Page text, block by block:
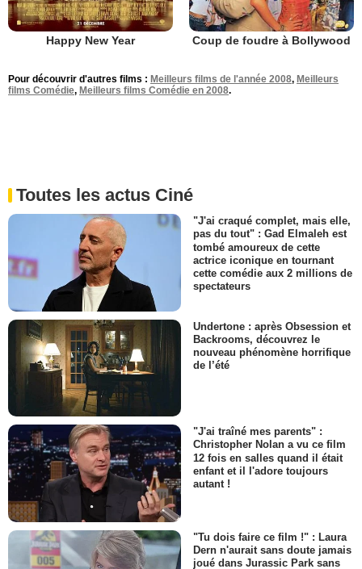
Happy New Year Coup de foudre à Bollywood
Pour découvrir d'autres films : Meilleurs films de l'année 2008, Meilleurs
films Comédie, Meilleurs films Comédie en 2008.
Toutes les actus Ciné
"J'ai craqué complet, mais elle,
pas du tout" : Gad Elmaleh est
tombé amoureux de cette
actrice iconique en tournant
cette comédie aux 2 millions de
spectateurs
Undertone : après Obsession et
Backrooms, découvrez le
nouveau phénomène horrifique
de l’été
"J'ai traîné mes parents" :
Christopher Nolan a vu ce film
12 fois en salles quand il était
enfant et il l'adore toujours
autant !
"Tu dois faire ce film !" : Laura
Dern n'aurait sans doute jamais
joué dans Jurassic Park sans